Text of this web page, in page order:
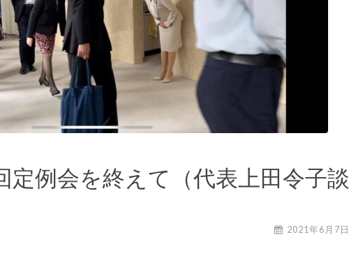
定例会を終えて（代表上田令子談
2021年6月7日